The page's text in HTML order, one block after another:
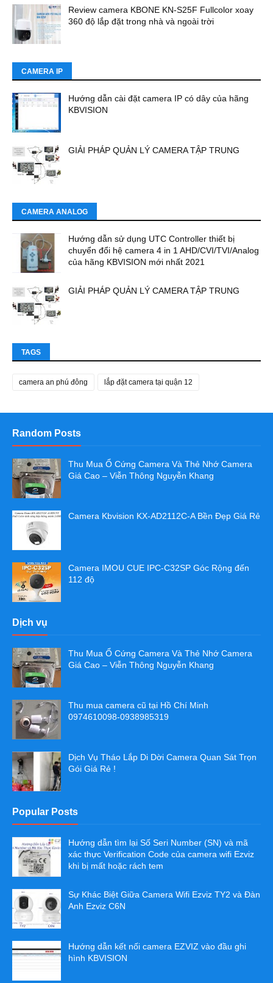
Review camera KBONE KN-S25F Fullcolor xoay
360 độ lắp đặt trong nhà và ngoài trời
CAMERA IP
Hướng dẫn cài đặt camera IP có dây của hãng
KBVISION
GIẢI PHÁP QUẢN LÝ CAMERA TẬP TRUNG
CAMERA ANALOG
Hướng dẫn sử dụng UTC Controller thiết bị
chuyển đổi hệ camera 4 in 1 AHD/CVI/TVI/Analog
của hãng KBVISION mới nhất 2021
GIẢI PHÁP QUẢN LÝ CAMERA TẬP TRUNG
TAGS
camera an phú đông lắp đặt camera tại quận 12
Random Posts
Thu Mua Ổ Cứng Camera Và Thẻ Nhớ Camera
Giá Cao – Viễn Thông Nguyễn Khang
Camera Kbvision KX-AD2112C-A Bền Đẹp Giá Rẻ
Camera IMOU CUE IPC-C32SP Góc Rộng đến
112 độ
Dịch vụ
Thu Mua Ổ Cứng Camera Và Thẻ Nhớ Camera
Giá Cao – Viễn Thông Nguyễn Khang
Thu mua camera cũ tại Hồ Chí Minh
0974610098-0938985319
Dịch Vụ Tháo Lắp Di Dời Camera Quan Sát Trọn
Gói Giá Rẻ !
Popular Posts
Hướng dẫn tìm lại Số Seri Number (SN) và mã
xác thực Verification Code của camera wifi Ezviz
khi bị mất hoặc rách tem
Sự Khác Biệt Giữa Camera Wifi Ezviz TY2 và Đàn
Anh Ezviz C6N
Hướng dẫn kết nối camera EZVIZ vào đầu ghi
hình KBVISION